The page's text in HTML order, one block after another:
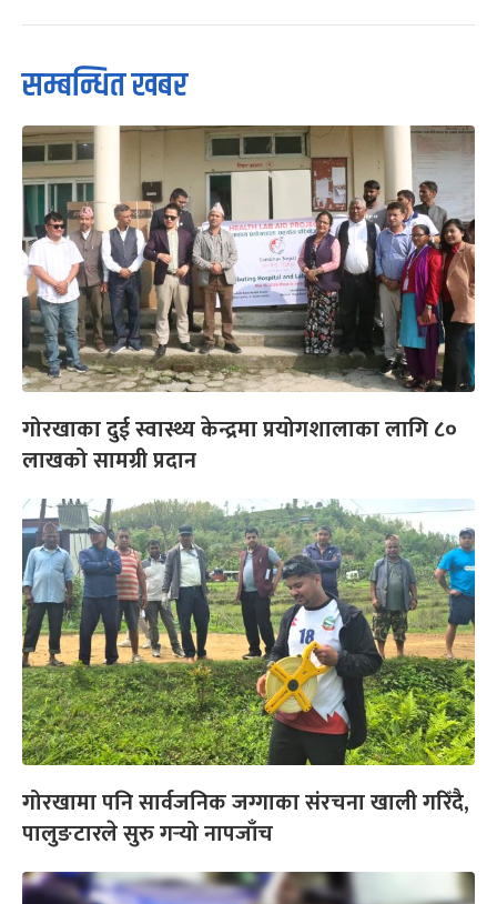
सम्बन्धित खबर
गोरखाका दुई स्वास्थ्य केन्द्रमा प्रयोगशालाका लागि ८०
लाखको सामग्री प्रदान
गोरखामा पनि सार्वजनिक जग्गाका संरचना खाली गरिँदै,
पालुङटारले सुरु गर्‍यो नापजाँच